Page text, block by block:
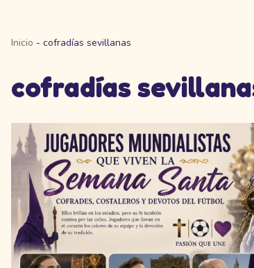
Inicio - cofradías sevillanas
cofradías